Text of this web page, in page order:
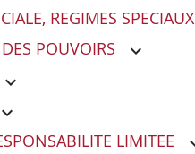
REGIMES SPECIAUX
POUVOIRS
LIMITEE